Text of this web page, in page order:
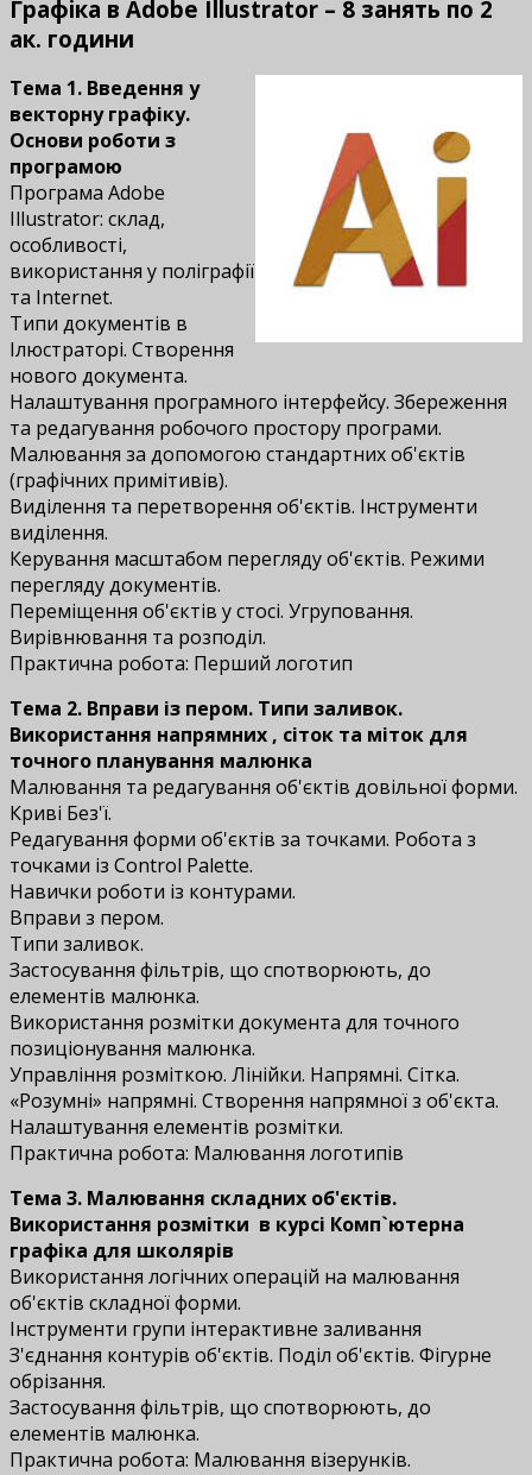
Графіка в Adobe Illustrator – 8 занять по 2
ак. години
Тема 1. Введення у
векторну графіку.
Основи роботи з
програмою
Програма Adobe
Illustrator: склад,
особливості,
використання у поліграфії
та Internet.
Типи документів в
Ілюстраторі. Створення
нового документа.
Налаштування програмного інтерфейсу. Збереження
та редагування робочого простору програми.
Малювання за допомогою стандартних об'єктів
(графічних примітивів).
Виділення та перетворення об'єктів. Інструменти
виділення.
Керування масштабом перегляду об'єктів. Режими
перегляду документів.
Переміщення об'єктів у стосі. Угруповання.
Вирівнювання та розподіл.
Практична робота: Перший логотип
Тема 2. Вправи із пером. Типи заливок.
Використання напрямних , сіток та міток для
точного планування малюнка
Малювання та редагування об'єктів довільної форми.
Криві Без'ї.
Редагування форми об'єктів за точками. Робота з
точками із Control Palette.
Навички роботи із контурами.
Вправи з пером.
Типи заливок.
Застосування фільтрів, що спотворюють, до
елементів малюнка.
Використання розмітки документа для точного
позиціонування малюнка.
Управління розміткою. Лінійки. Напрямні. Сітка.
«Розумні» напрямні. Створення напрямної з об'єкта.
Налаштування елементів розмітки.
Практична робота: Малювання логотипів
Тема 3. Малювання складних об'єктів.
Використання розмітки в курсі Комп`ютерна
графіка для школярів
Використання логічних операцій на малювання
об'єктів складної форми.
Інструменти групи інтерактивне заливання
З'єднання контурів об'єктів. Поділ об'єктів. Фігурне
обрізання.
Застосування фільтрів, що спотворюють, до
елементів малюнка.
Практична робота: Малювання візерунків.